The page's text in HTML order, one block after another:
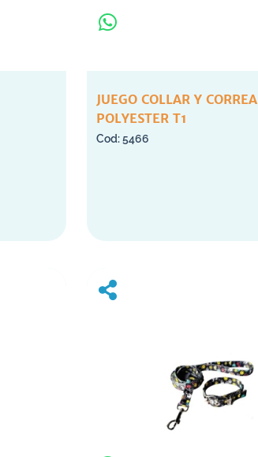
JUEGO COLLAR Y CORREA
POLYESTER T1
5466